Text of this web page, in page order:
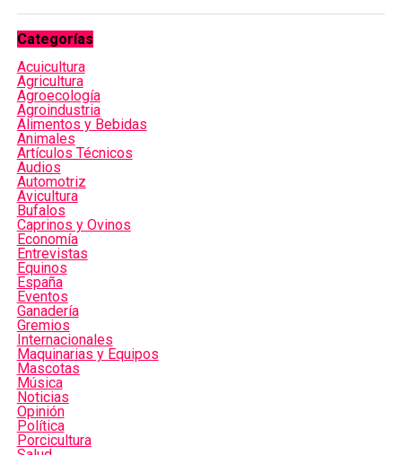
Categorías
Acuicultura
Agricultura
Agroecología
Agroindustria
Alimentos y Bebidas
Animales
Artículos Técnicos
Audios
Automotriz
Avicultura
Bufalos
Caprinos y Ovinos
Economía
Entrevistas
Equinos
España
Eventos
Ganadería
Gremios
Internacionales
Maquinarias y Equipos
Mascotas
Música
Noticias
Opinión
Política
Porcicultura